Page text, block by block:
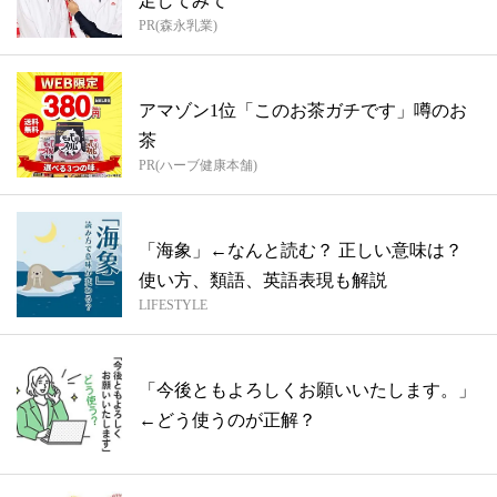
PR(森永乳業)
アマゾン1位「このお茶ガチです」噂のお
茶
PR(ハーブ健康本舗)
「海象」←なんと読む？ 正しい意味は？
使い方、類語、英語表現も解説
LIFESTYLE
「今後ともよろしくお願いいたします。」
←どう使うのが正解？